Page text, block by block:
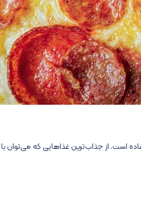
است. از جذاب‌ترین غذاهایی که می‌توان با